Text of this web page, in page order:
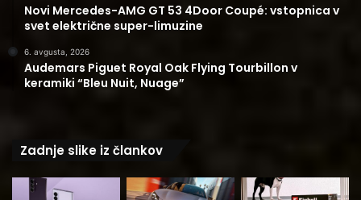
Novi Mercedes-AMG GT 53 4Door Coupé: vstopnica v
svet električne super-limuzine
6. avgusta, 2026
Audemars Piguet Royal Oak Flying Tourbillon v
keramiki “Bleu Nuit, Nuage”
Zadnje slike iz člankov